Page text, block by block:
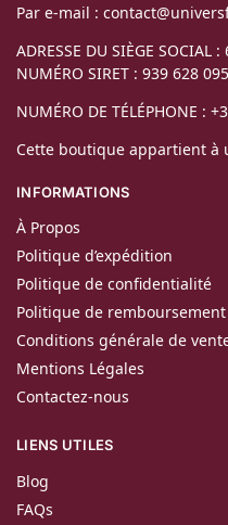
Par e-mail :
ADRESSE DU SIÈGE
NUMÉRO SIRET : 939 628
NUMÉRO DE TÉLÉPHONE :
Cette boutique appartient à
INFORMATIONS
À Propos
Politique d’expédition
Politique de confidentialité
Politique de remboursement
Conditions générale de
Mentions Légales
Contactez-nous
LIENS UTILES
Blog
FAQs